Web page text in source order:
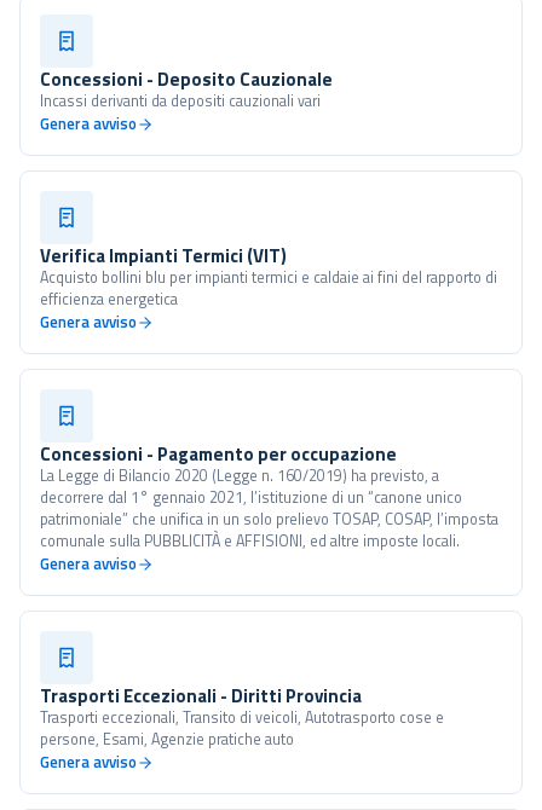
Concessioni - Deposito Cauzionale
Incassi derivanti da depositi cauzionali vari
Genera avviso
Verifica Impianti Termici (VIT)
Acquisto bollini blu per impianti termici e caldaie ai fini del rapporto di
efficienza energetica
Genera avviso
Concessioni - Pagamento per occupazione
La Legge di Bilancio 2020 (Legge n. 160/2019) ha previsto, a
decorrere dal 1° gennaio 2021, l’istituzione di un “canone unico
patrimoniale” che unifica in un solo prelievo TOSAP, COSAP, l’imposta
comunale sulla PUBBLICITÀ e AFFISIONI, ed altre imposte locali.
Genera avviso
Trasporti Eccezionali - Diritti Provincia
Trasporti eccezionali, Transito di veicoli, Autotrasporto cose e
persone, Esami, Agenzie pratiche auto
Genera avviso